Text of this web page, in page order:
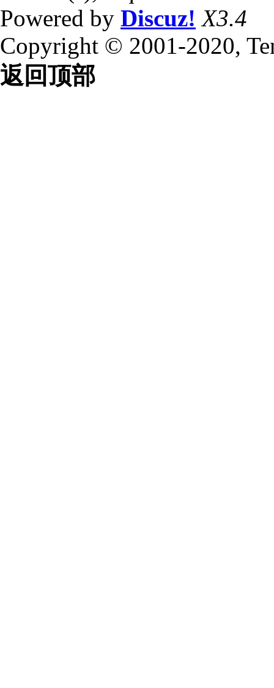
Powered by Discuz! X3.4
Copyright © 2001-2020,
返回顶部